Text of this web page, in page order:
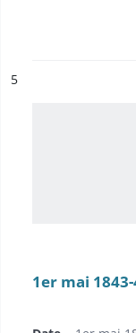
n°
5
1er mai